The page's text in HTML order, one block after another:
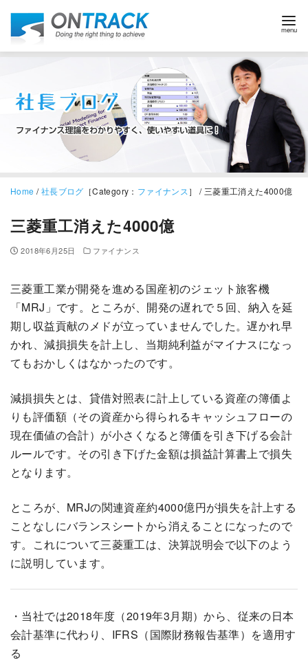
Home /社長ブログ ［Category： ファイナンス ］ / 三菱重工消えた4000億
三菱重工消えた4000億
2018年6月25日 ファイナンス
三菱重工業が開発を進める国産初のジェット旅客機
「MRJ」です。ところが、開発の遅れで５回、納入を延
期し収益貢献のメドが立っていませんでした。遅かれ早
かれ、減損損失を計上し、当期純利益がマイナスになっ
てもおかしくはなかったのです。
減損損失とは、貸借対照表に計上している資産の簿価よ
りも評価額（その資産から得られるキャッシュフローの
現在価値の合計）が小さくなると簿価を引き下げる会計
ルールです。その引き下げた金額は損益計算書上で損失
となります。
ところが、MRJの関連資産約4000億円が損失を計上する
ことなしにバランスシートから消えることになったので
す。これについて三菱重工は、決算説明会で以下のよう
に説明しています。
・当社では2018年度（2019年3月期）から、従来の日本
会計基準に代わり、IFRS（国際財務報告基準）を適用す
る